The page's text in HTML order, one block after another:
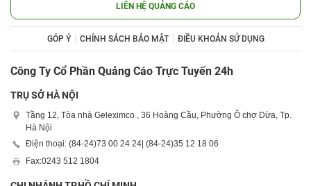
LIÊN HỆ QUẢNG CÁO
GÓP Ý CHÍNH SÁCH BẢO MẬT ĐIỀU KHOẢN SỬ DỤNG
Công Ty Cổ Phần Quảng Cáo Trực Tuyến 24h
TRỤ SỞ HÀ NỘI
Tầng 12, Tòa nhà Geleximco , 36 Hoàng Cầu, Phường Ô chợ Dừa, Tp.
Hà Nội
Điện thoại: (84-24)73 00 24 24| (84-24)35 12 18 06
Fax:0243 512 1804